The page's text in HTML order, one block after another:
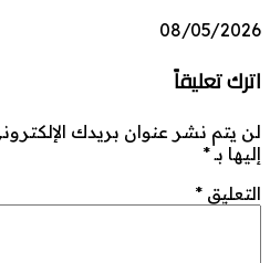
08/05/2026
اترك تعليقاً
لن يتم نشر عنوان بريدك
إليها بـ*
التعليق *